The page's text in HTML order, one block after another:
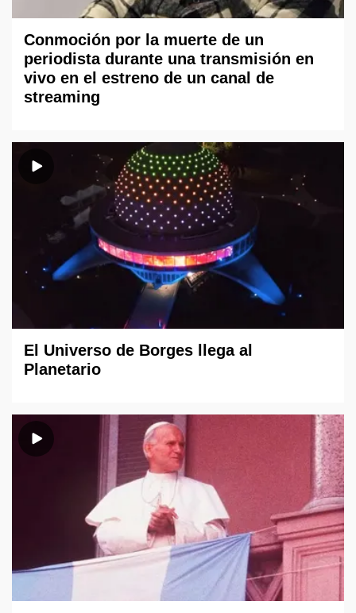
Conmoción por la muerte de un
periodista durante una transmisión en
vivo en el estreno de un canal de
streaming
El Universo de Borges llega al
Planetario